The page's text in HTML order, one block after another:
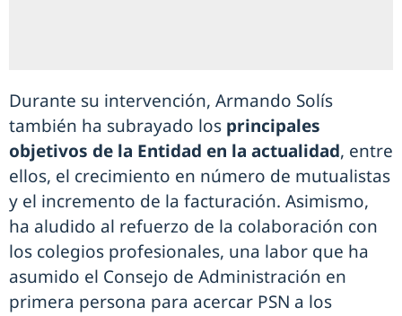
Durante su intervención, Armando Solís
también ha subrayado los principales
objetivos de la Entidad en la actualidad, entre
ellos, el crecimiento en número de mutualistas
y el incremento de la facturación. Asimismo,
ha aludido al refuerzo de la colaboración con
los colegios profesionales, una labor que ha
asumido el Consejo de Administración en
primera persona para acercar PSN a los